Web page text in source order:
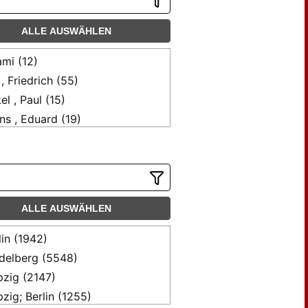
ALLE AUSWÄHLEN
(12)
Friedrich (55)
, Paul (15)
, Eduard (19)
Th. (12)
Theodor (12)
, Karl (28)
K. (12)
, Paul (12)
, Paul (37)
, F. J. (15)
ALLE AUSWÄHLEN
(1942)
(5548)
(2147)
Berlin (1255)